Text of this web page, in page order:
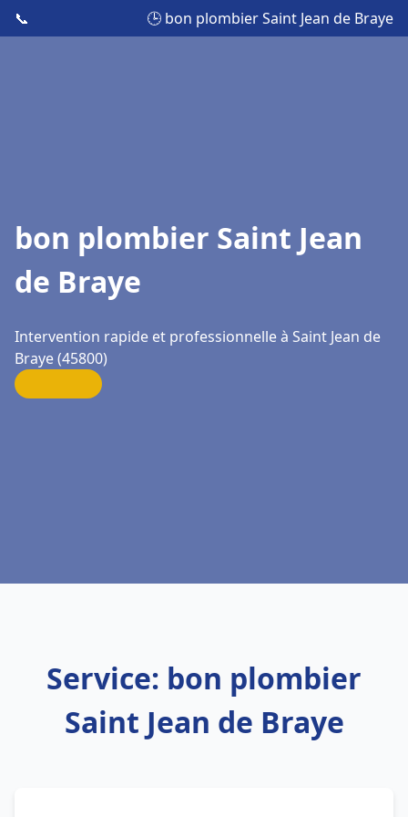
📞 🕒 bon plombier Saint Jean de Braye
bon plombier Saint Jean
de Braye
Intervention rapide et professionnelle à Saint Jean de
Braye (45800)
Service: bon plombier
Saint Jean de Braye